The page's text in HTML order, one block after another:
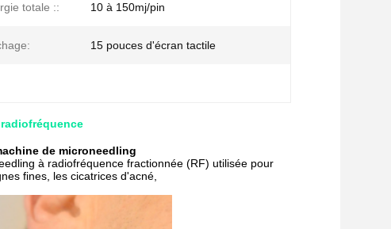
totale :: 10 à 150mj/pin
15 pouces d'écran tactile
de microneedling
à radiofréquence fractionnée (RF) utilisée pour
fines, les cicatrices d'acné,